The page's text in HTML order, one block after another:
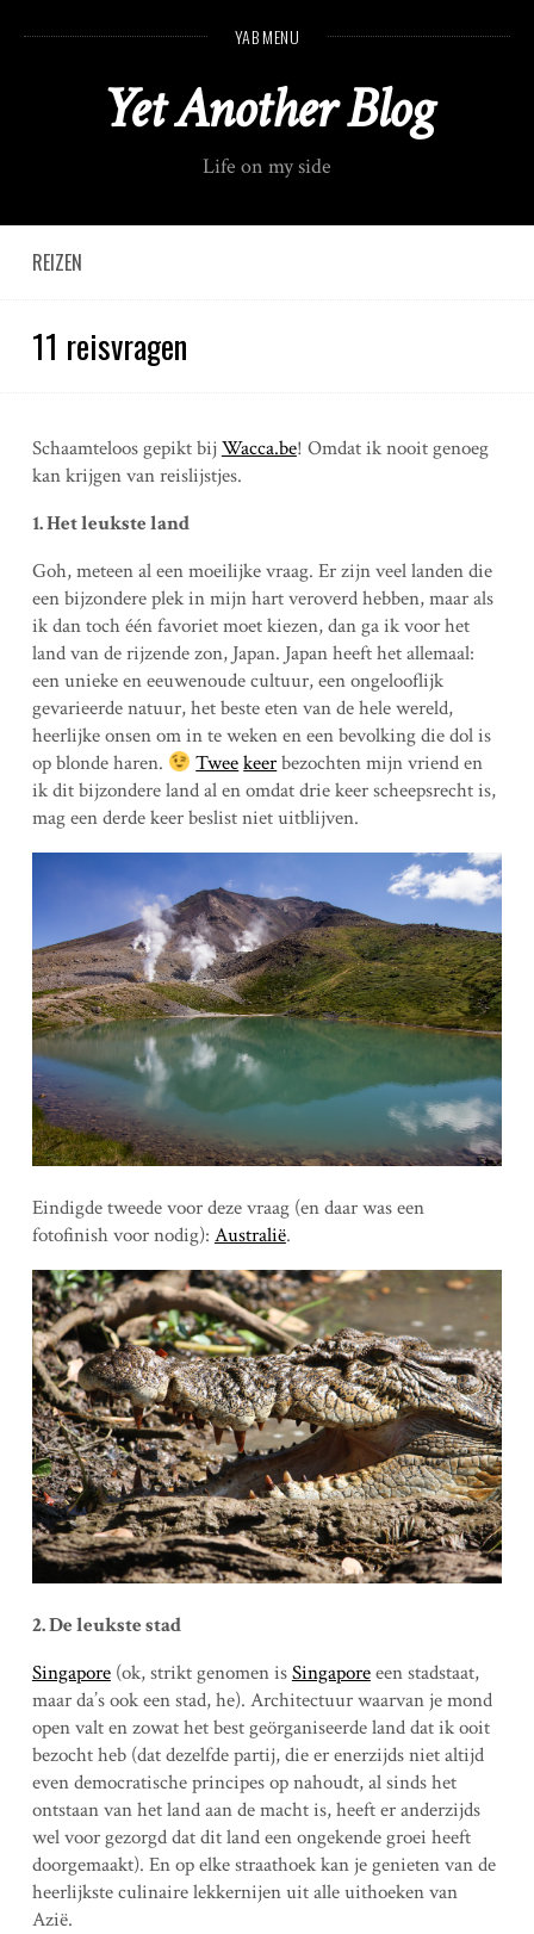
n
YAB MENU
Yet Another Blog
Life on my side
REIZEN
11 reisvragen
Schaamteloos gepikt bijWacca.be! Omdat ik nooit genoeg
kan krijgen van reislijstjes.
1. Het leukste land
Goh, meteen al een moeilijke vraag. Er zijn veel landen die
een bijzondere plek in mijn hart veroverd hebben, maar als
ik dan toch één favoriet moet kiezen, dan ga ik voor het
land van de rijzende zon, Japan. Japan heeft het allemaal:
een unieke en eeuwenoude cultuur, een ongelooflijk
gevarieerde natuur, het beste eten van de hele wereld,
heerlijke onsen om in te weken en een bevolking die dol is
op blonde haren.
Tweekeerbezochten mijn vriend en
ik dit bijzondere land al en omdat drie keer scheepsrecht is,
mag een derde keer beslist niet uitblijven.
Eindigde tweede voor deze vraag (en daar was een
fotofinish voor nodig): Australië.
2. De leukste stad
Singapore(ok, strikt genomen isSingaporeeen stadstaat,
maar da’s ook een stad, he). Architectuur waarvan je mond
open valt en zowat het best geörganiseerde land dat ik ooit
bezocht heb (dat dezelfde partij, die er enerzijds niet altijd
even democratische principes op nahoudt, al sinds het
ontstaan van het land aan de macht is, heeft er anderzijds
wel voor gezorgd dat dit land een ongekende groei heeft
doorgemaakt). En op elke straathoek kan je genieten van de
heerlijkste culinaire lekkernijen uit alle uithoeken van
Azië.